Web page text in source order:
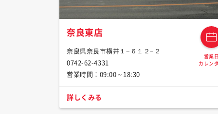
奈良東店
奈良県奈良市横井１−６１２−２
0742-62-4331
営業時間：09:00～18:30
営業
カレン
詳しくみる